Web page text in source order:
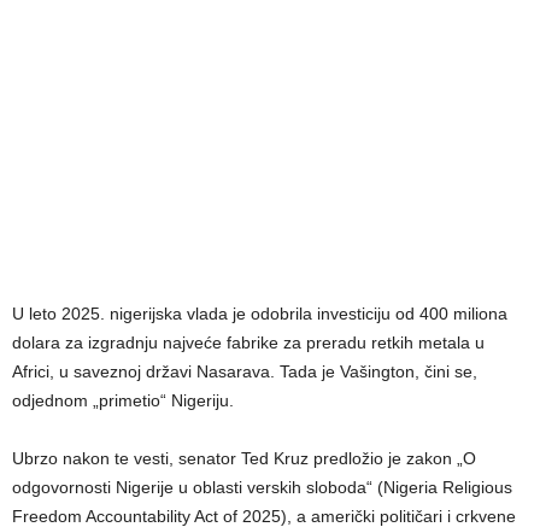
U leto 2025. nigerijska vlada je odobrila investiciju od 400 miliona
dolara za izgradnju najveće fabrike za preradu retkih metala u
Africi, u saveznoj državi Nasarava. Tada je Vašington, čini se,
odjednom „primetio“ Nigeriju.
Ubrzo nakon te vesti, senator Ted Kruz predložio je zakon „O
odgovornosti Nigerije u oblasti verskih sloboda“ (Nigeria Religious
Freedom Accountability Act of 2025), a američki političari i crkvene